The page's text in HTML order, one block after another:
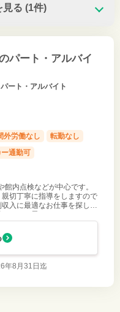
見る (1件)
パート・アルバイ
ート・アルバイト
外労働なし
転勤なし
通勤可
内点検などが中心です。
切丁寧に指導をしますので
入に最適なお仕事を探して
年8月31日迄